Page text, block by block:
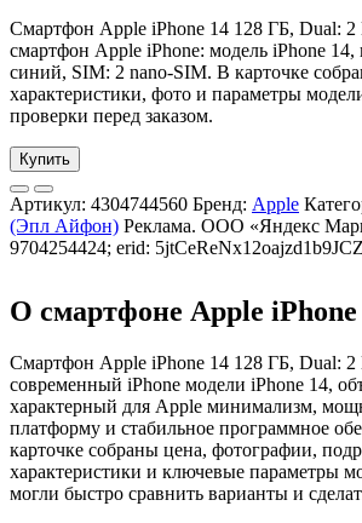
Смартфон Apple iPhone 14 128 ГБ, Dual:
смартфон Apple iPhone: модель iPhone 14,
синий, SIM: 2 nano-SIM. В карточке
характеристики, фото и параметры
проверки перед заказом.
Купить
Артикул: 4304744560 Бренд: Apple
(Эпл Айфон) Реклама. ООО «Яндекс
9704254424; erid:
О смартфоне Apple iPhone
Смартфон Apple iPhone 14 128 ГБ, Dual:
современный iPhone модели iPhone 14,
характерный для Apple минимализм,
платформу и стабильное программное
карточке собраны цена, фотографии,
характеристики и ключевые параметры
могли быстро сравнить варианты и